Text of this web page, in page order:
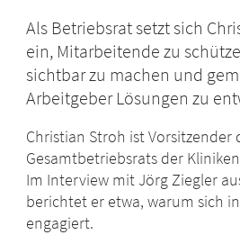
Als Betriebsrat setzt sich
ein, Mitarbeitende zu
sichtbar zu machen und
Arbeitgeber Lösungen zu
Christian Stroh ist Vorsitzender
Gesamtbetriebsrats der
Im Interview mit Jörg Ziegler
berichtet er etwa, warum sich
engagiert.